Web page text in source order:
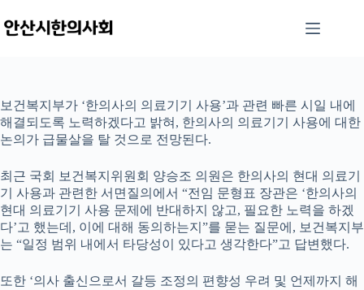
문
으
뛰
기
보건복지부가 ‘한의사의 의료기기 사용’과 관련 빠른 시일 내에
해결되도록 노력하겠다고 밝혀, 한의사의 의료기기 사용에 대한
논의가 급물살을 탈 것으로 전망된다.
최근 국회 보건복지위원회 양승조 의원은 한의사의 현대 의료기
기 사용과 관련한 서면질의에서 “전임 문형표 장관은 ‘한의사의
현대 의료기기 사용 문제에 반대하지 않고, 필요한 노력을 하겠
다’고 했는데, 이에 대해 동의하는지”를 묻는 질문에, 보건복지부
는 “일정 범위 내에서 타당성이 있다고 생각한다”고 답변했다.
또한 ‘의사 출신으로서 갈등 조정의 편향성 우려 및 언제까지 해